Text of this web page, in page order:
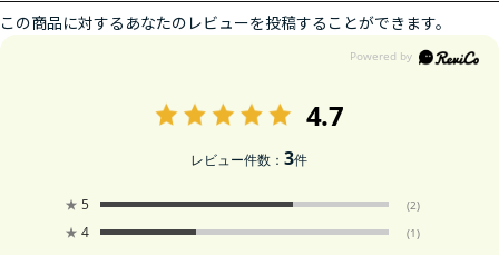
この商品に対するあなたのレビューを投稿することができます。
4.7
レビュー件数：3件
★ 5 (2)
★ 4 (1)